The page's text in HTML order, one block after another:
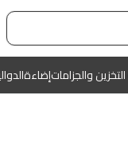
والجزاماتإضاءة